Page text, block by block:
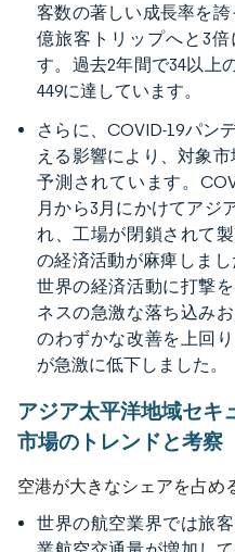
客数の著しい成長率を
億旅客トリップへと3
す。過去2年間で34以上
449に達しています。
さらに、COVID-19パン
える影響により、対象
予測されています。
月から3月にかけてアジ
れ、工場が閉鎖されて
の経済活動が麻痺しま
世界の経済活動に打撃
ネスの急激な落ち込み
のわずかな改善を上回
が急激に低下しました。
アジア太平洋地域セキ
市場のトレンドと考察
空港が大きなシェアを占め
世界の航空業界では旅